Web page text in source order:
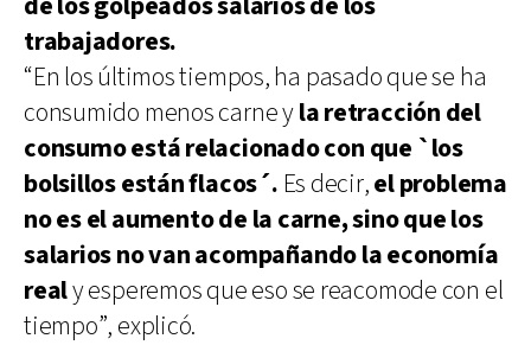
trabajadores.
“En los últimos tiempos, ha pasado que se ha
consumido menos carne yla retracción del
consumo está relacionado con que `los
bolsillos están flacos´. Es decir,el problema
no es el aumento de la carne, sino que los
salarios no van acompañando la economía
realy esperemos que eso se reacomode con el
tiempo”, explicó.